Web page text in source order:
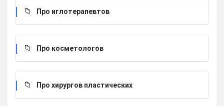
Про иглотерапевтов
Про косметологов
Про хирургов пластических